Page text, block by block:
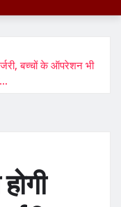
बच्चों के ऑपरेशन भी